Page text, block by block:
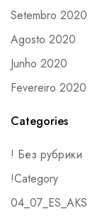
Setembro 2020
Agosto 2020
Junho 2020
Fevereiro 2020
Categories
! Без рубрики
!Category
04_07_ES_AKS